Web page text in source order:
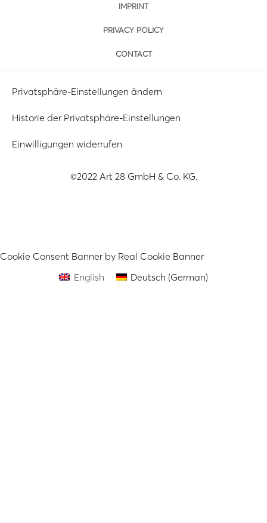
IMPRINT
PRIVACY POLICY
CONTACT
Privatsphäre-Einstellungen ändern
Historie der Privatsphäre-Einstellungen
Einwilligungen widerrufen
©2022 Art 28 GmbH & Co. KG.
Cookie Consent Banner by Real Cookie Banner
English
Deutsch (German)